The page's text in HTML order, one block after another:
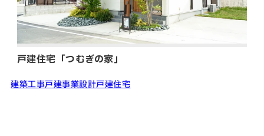
戸建住宅「つむぎの家」
建築工事戸建事業設計戸建住宅